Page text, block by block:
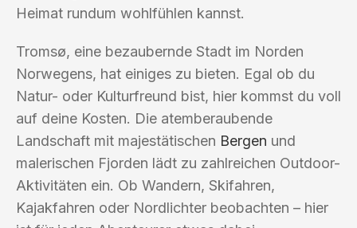
Heimat rundum wohlfühlen kannst.
Tromsø, eine bezaubernde Stadt im Norden
Norwegens, hat einiges zu bieten. Egal ob du
Natur- oder Kulturfreund bist, hier kommst du voll
auf deine Kosten. Die atemberaubende
Landschaft mit majestätischen Bergen und
malerischen Fjorden lädt zu zahlreichen Outdoor-
Aktivitäten ein. Ob Wandern, Skifahren,
Kajakfahren oder Nordlichter beobachten – hier